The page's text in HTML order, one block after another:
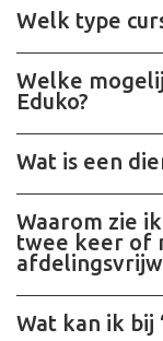
Welk type
Welke
Eduko?
Wat is een
Waarom zie
twee keer of
Wat kan ik bij